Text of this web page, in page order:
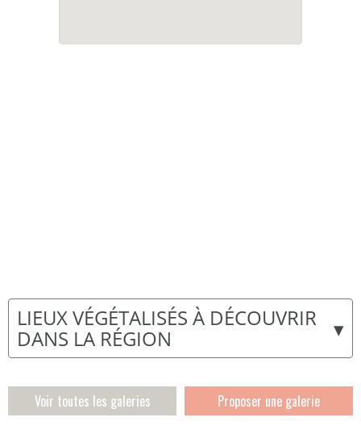
▾
LIEUX VÉGÉTALISÉS À DÉCOUVRIR
DANS LA RÉGION
Voir toutes les galeries Proposer une galerie